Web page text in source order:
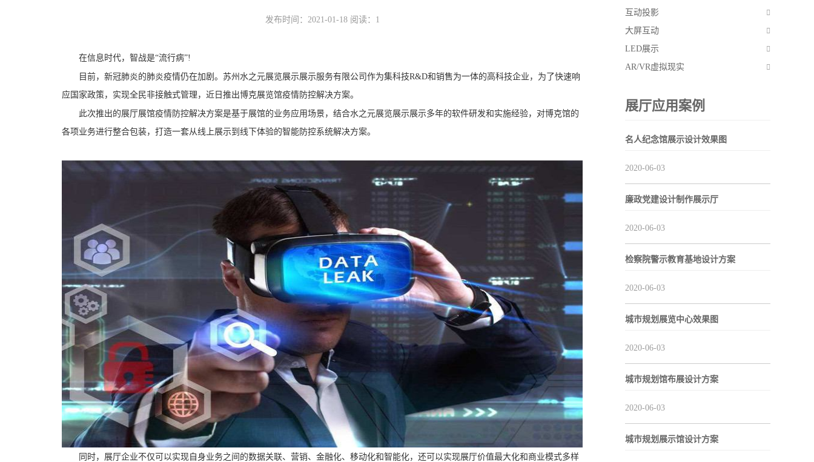
发布时间：2021-01-18 阅读：1
在信息时代，智战是“流行病”!
目前，新冠肺炎的肺炎疫情仍在加剧。苏州水之元展览展示展示服务有限公司作为集科技R&D和销售为一体的高科技企业，为了快速响
应国家政策，实现全民非接触式管理，近日推出博克展览馆疫情防控解决方案。
此次推出的展厅展馆疫情防控解决方案是基于展馆的业务应用场景，结合水之元展览展示展示多年的软件研发和实施经验，对博克馆的
各项业务进行整合包装，打造一套从线上展示到线下体验的智能防控系统解决方案。
同时，展厅企业不仅可以实现自身业务之间的数据关联、营销、金融化、移动化和智能化，还可以实现展厅价值最大化和商业模式多样
互动投影
大屏互动
LED展示
AR/VR虚拟现实
展厅应用案例
名人纪念馆展示设计效果图
2020-06-03
廉政党建设计制作展示厅
2020-06-03
检察院警示教育基地设计方案
2020-06-03
城市规划展览中心效果图
2020-06-03
城市规划馆布展设计方案
2020-06-03
城市规划展示馆设计方案